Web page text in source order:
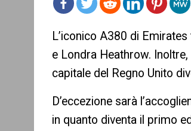
L’iconico A380 di
e Londra Heathrow.
capitale del Regno Unito
D’eccezione sarà
in quanto diventa il primo